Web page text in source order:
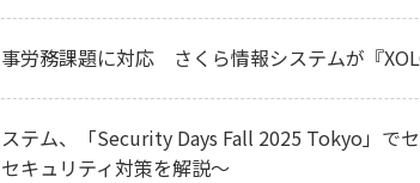
労務課題に対応 さくら情報システムが『
テム、「Security Days Fall 2025 Tokyo」で
キュリティ対策を解説～